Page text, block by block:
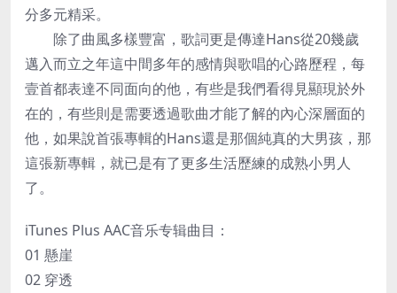
分多元精采。
除了曲風多樣豐富，歌詞更是傳達Hans從20幾歲
邁入而立之年這中間多年的感情與歌唱的心路歷程，每
壹首都表達不同面向的他，有些是我們看得見顯現於外
在的，有些則是需要透過歌曲才能了解的內心深層面的
他，如果說首張專輯的Hans還是那個純真的大男孩，那
這張新專輯，就已是有了更多生活歷練的成熟小男人
了。
iTunes Plus AAC音乐专辑曲目：
01 懸崖
02 穿透